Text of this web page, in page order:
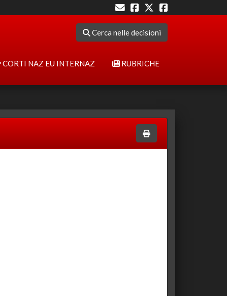
Cerca nelle decisioni
CORTI NAZ EU INTERNAZ RUBRICHE